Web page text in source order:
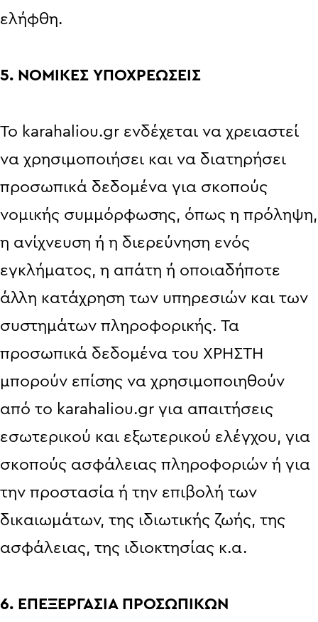
ελήφθη.
5. ΝΟΜΙΚΕΣ ΥΠΟΧΡΕΩΣΕΙΣ
Το karahaliou.gr ενδέχεται να χρειαστεί
να χρησιμοποιήσει και να διατηρήσει
προσωπικά δεδομένα για σκοπούς
νομικής συμμόρφωσης, όπως η πρόληψη,
η ανίχνευση ή η διερεύνηση ενός
εγκλήματος, η απάτη ή οποιαδήποτε
άλλη κατάχρηση των υπηρεσιών και των
συστημάτων πληροφορικής. Τα
προσωπικά δεδομένα του ΧΡΗΣΤΗ
μπορούν επίσης να χρησιμοποιηθούν
από το karahaliou.gr για απαιτήσεις
εσωτερικού και εξωτερικού ελέγχου, για
σκοπούς ασφάλειας πληροφοριών ή για
την προστασία ή την επιβολή των
δικαιωμάτων, της ιδιωτικής ζωής, της
ασφάλειας, της ιδιοκτησίας κ.α.
6. ΕΠΕΞΕΡΓΑΣΙΑ ΠΡΟΣΩΠΙΚΩΝ